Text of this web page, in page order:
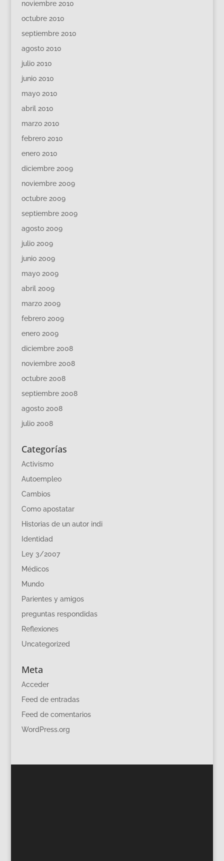
noviembre 2010
octubre 2010
septiembre 2010
agosto 2010
julio 2010
junio 2010
mayo 2010
abril 2010
marzo 2010
febrero 2010
enero 2010
diciembre 2009
noviembre 2009
octubre 2009
septiembre 2009
agosto 2009
julio 2009
junio 2009
mayo 2009
abril 2009
marzo 2009
febrero 2009
enero 2009
diciembre 2008
noviembre 2008
octubre 2008
septiembre 2008
agosto 2008
julio 2008
Categorías
Activismo
Autoempleo
Cambios
Como apostatar
Historias de un autor indi
Identidad
Ley 3/2007
Médicos
Mundo
Parientes y amigos
preguntas respondidas
Reflexiones
Uncategorized
Meta
Acceder
Feed de entradas
Feed de comentarios
WordPress.org